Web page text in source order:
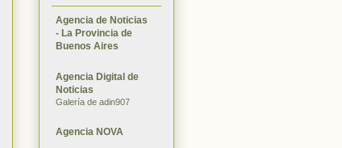
Agencia de Noticias
- La Provincia de
Buenos Aires
Agencia Digital de
Noticias
Galería de adin907
Agencia NOVA